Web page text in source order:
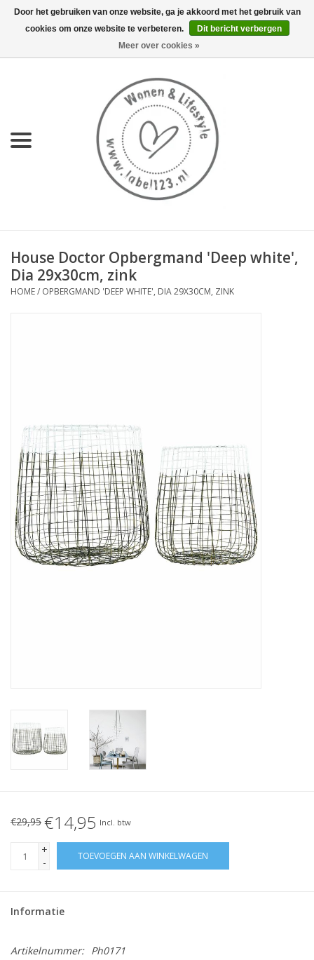
0 Artikelen - €0,00
KEUKEN
LIFESTYLE
KAMERS
ALGEMEEN
Merken
House Doctor Opbergmand 'Deep white',
Dia 29x30cm, zink
HOME/ OPBERGMAND 'DEEP WHITE', DIA 29X30CM, ZINK
€29,95 €14,95 Incl. btw
+
-
TOEVOEGEN AAN WINKELWAGEN
Informatie
Artikelnummer: Ph0171
Door het gebruiken van onze website, ga je akkoord met het gebruik van
cookies om onze website te verbeteren.
Dit bericht verbergen
Meer over cookies »